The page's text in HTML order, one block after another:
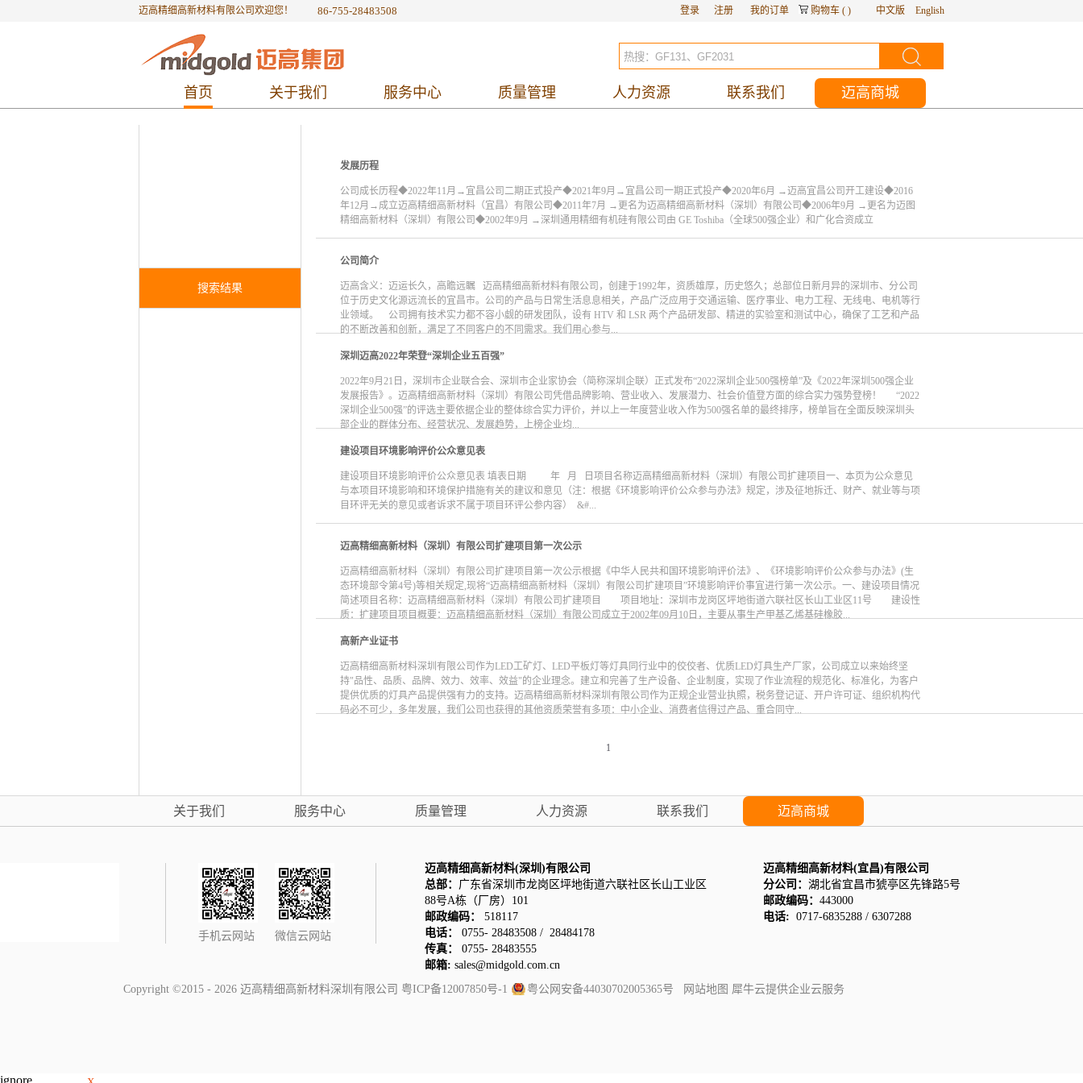
迈高精细高新材料有限公司欢迎您！ 86-755-28483508 中文版 English
购物车 ( )
我的订单
登录 注册
首页 关于我们 服务中心 质量管理 人力资源 联系我们 迈高商城
搜索结果
发展历程
公司成长历程◆2022年11月→宜昌公司二期正式投产◆2021年9月→宜昌公司一期正式投产◆2020年6月 →迈高宜昌公司开工建设◆2016
年12月→成立迈高精细高新材料（宜昌）有限公司◆2011年7月 →更名为迈高精细高新材料（深圳）有限公司◆2006年9月 →更名为迈图
精细高新材料（深圳）有限公司◆2002年9月 →深圳通用精细有机硅有限公司由 GE Toshiba（全球500强企业）和广化合资成立
公司简介
迈高含义：迈运长久，高瞻远瞩 迈高精细高新材料有限公司，创建于1992年，资质雄厚，历史悠久；总部位日新月异的深圳市、分公司
位于历史文化源远流长的宜昌市。公司的产品与日常生活息息相关，产品广泛应用于交通运输、医疗事业、电力工程、无线电、电机等行
业领域。 公司拥有技术实力都不容小觑的研发团队，设有 HTV 和 LSR 两个产品研发部、精进的实验室和测试中心，确保了工艺和产品
的不断改善和创新，满足了不同客户的不同需求。我们用心参与...
深圳迈高2022年荣登“深圳企业五百强”
2022年9月21日，深圳市企业联合会、深圳市企业家协会（简称深圳企联）正式发布“2022深圳企业500强榜单”及《2022年深圳500强企业
发展报告》。迈高精细高新材料（深圳）有限公司凭借品牌影响、营业收入、发展潜力、社会价值登方面的综合实力强势登榜！ “2022
深圳企业500强”的评选主要依据企业的整体综合实力评价，并以上一年度营业收入作为500强名单的最终排序，榜单旨在全面反映深圳头
部企业的群体分布、经营状况、发展趋势，上榜企业均...
建设项目环境影响评价公众意见表
建设项目环境影响评价公众意见表 填表日期 年 月 日项目名称迈高精细高新材料（深圳）有限公司扩建项目一、本页为公众意见
与本项目环境影响和环境保护措施有关的建议和意见（注：根据《环境影响评价公众参与办法》规定，涉及征地拆迁、财产、就业等与项
目环评无关的意见或者诉求不属于项目环评公参内容） &#...
迈高精细高新材料（深圳）有限公司扩建项目第一次公示
迈高精细高新材料（深圳）有限公司扩建项目第一次公示根据《中华人民共和国环境影响评价法》、《环境影响评价公众参与办法》(生
态环境部令第4号)等相关规定,现将“迈高精细高新材料（深圳）有限公司扩建项目”环境影响评价事宜进行第一次公示。一、建设项目情况
简述项目名称：迈高精细高新材料（深圳）有限公司扩建项目 项目地址：深圳市龙岗区坪地街道六联社区长山工业区11号 建设性
质：扩建项目项目概要：迈高精细高新材料（深圳）有限公司成立于2002年09月10日，主要从事生产甲基乙烯基硅橡胶...
高新产业证书
迈高精细高新材料深圳有限公司作为LED工矿灯、LED平板灯等灯具同行业中的佼佼者、优质LED灯具生产厂家，公司成立以来始终坚
持"品性、品质、品牌、效力、效率、效益"的企业理念。建立和完善了生产设备、企业制度，实现了作业流程的规范化、标准化，为客户
提供优质的灯具产品提供强有力的支持。迈高精细高新材料深圳有限公司作为正规企业营业执照，税务登记证、开户许可证、组织机构代
码必不可少，多年发展，我们公司也获得的其他资质荣誉有多项：中小企业、消费者信得过产品、重合同守...
1
关于我们 服务中心 质量管理 人力资源 联系我们 迈高商城
手机云网站 微信云网站
迈高精细高新材料(深圳)有限公司
总部： 广东省深圳市龙岗区坪地街道六联社区长山工业区
88号A栋（厂房）101
邮政编码：
518117
电话：
0755- 28483508 / 28484178
传真： 0755- 28483555
邮箱: sales@midgold.com.cn
迈高精细高新材料(宜昌)有限公司
分公司： 湖北省宜昌市猇亭区先锋路5号
邮政编码： 443000
电话: 0717-6835288 / 6307288
Copyright ©2015 - 2026 迈高精细高新材料深圳有限公司 粤ICP备12007850号-1 粤公网安备44030702005365号 网站地图 犀牛云提供企业云服务
ignore